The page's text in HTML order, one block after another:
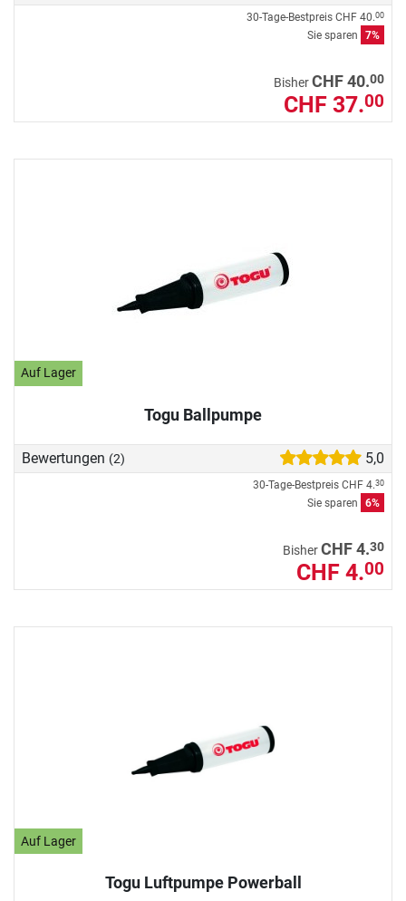
30-Tage-Bestpreis CHF 40.00
Sie sparen 7%
BisherCHF 40.00
CHF 37.00
Auf Lager
Togu Ballpumpe
Bewertungen (2) 5,0
30-Tage-Bestpreis CHF 4.30
Sie sparen 6%
BisherCHF 4.30
CHF 4.00
Auf Lager
Togu Luftpumpe Powerball